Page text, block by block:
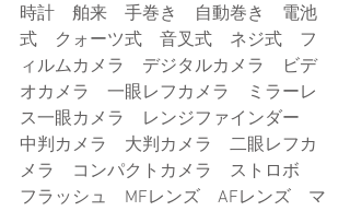
時計　舶来　手巻き　自動巻き　電池
式　クォーツ式　音叉式　ネジ式　フ
ィルムカメラ　デジタルカメラ　ビデ
オカメラ　一眼レフカメラ　ミラーレ
ス一眼カメラ　レンジファインダー
中判カメラ　大判カメラ　二眼レフカ
メラ　コンパクトカメラ　ストロボ
フラッシュ　MFレンズ　AFレンズ　マ